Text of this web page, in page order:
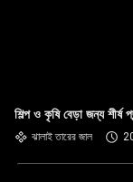
শিল্প ও কৃষি বেড়া জন্য
ঝালাই তারের জাল